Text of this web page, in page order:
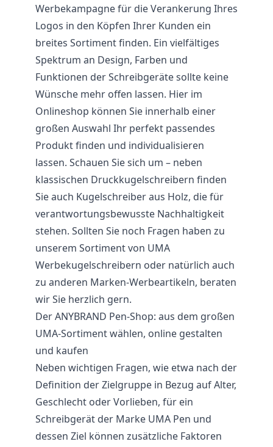
Werbekampagne für die Verankerung Ihres
Logos in den Köpfen Ihrer Kunden ein
breites Sortiment finden. Ein vielfältiges
Spektrum an Design, Farben und
Funktionen der Schreibgeräte sollte keine
Wünsche mehr offen lassen. Hier im
Onlineshop können Sie innerhalb einer
großen Auswahl Ihr perfekt passendes
Produkt finden und individualisieren
lassen. Schauen Sie sich um – neben
klassischen Druckkugelschreibern finden
Sie auch Kugelschreiber aus Holz, die für
verantwortungsbewusste Nachhaltigkeit
stehen. Sollten Sie noch Fragen haben zu
unserem Sortiment von UMA
Werbekugelschreibern oder natürlich auch
zu anderen Marken-Werbeartikeln, beraten
wir Sie herzlich gern.
Der ANYBRAND Pen-Shop: aus dem großen
UMA-Sortiment wählen, online gestalten
und kaufen
Neben wichtigen Fragen, wie etwa nach der
Definition der Zielgruppe in Bezug auf Alter,
Geschlecht oder Vorlieben, für ein
Schreibgerät der Marke UMA Pen und
dessen Ziel können zusätzliche Faktoren